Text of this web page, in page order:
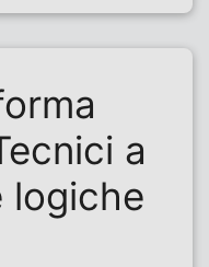
a
logiche